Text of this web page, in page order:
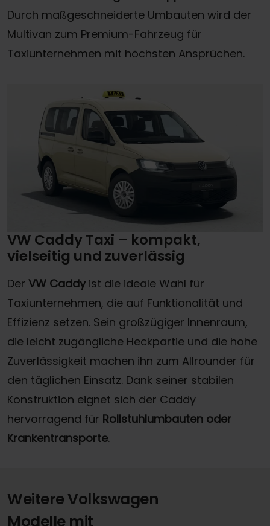
Durch maßgeschneiderte Umbauten wird der
Multivan zum Premium-Fahrzeug für
Taxiunternehmen mit höchsten Ansprüchen.
VW Caddy Taxi – kompakt,
vielseitig und zuverlässig
Der VW Caddyist die ideale Wahl für
Taxiunternehmen, die auf Funktionalität und
Effizienz setzen. Sein großzügiger Innenraum,
die leicht zugängliche Heckpartie und die hohe
Zuverlässigkeit machen ihn zum Allrounder für
den täglichen Einsatz. Dank seiner stabilen
Konstruktion eignet sich der Caddy
hervorragend für Rollstuhlumbauten oder
Krankentransporte.
Weitere Volkswagen
Modelle mit